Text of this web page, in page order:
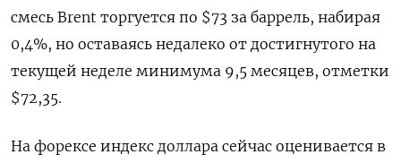
смесь Brent торгуется по $73 за баррель, набирая
0,4%, но оставаясь недалеко от достигнутого на
текущей неделе минимума 9,5 месяцев, отметки
$72,35.
На форексе индекс доллара сейчас оценивается в